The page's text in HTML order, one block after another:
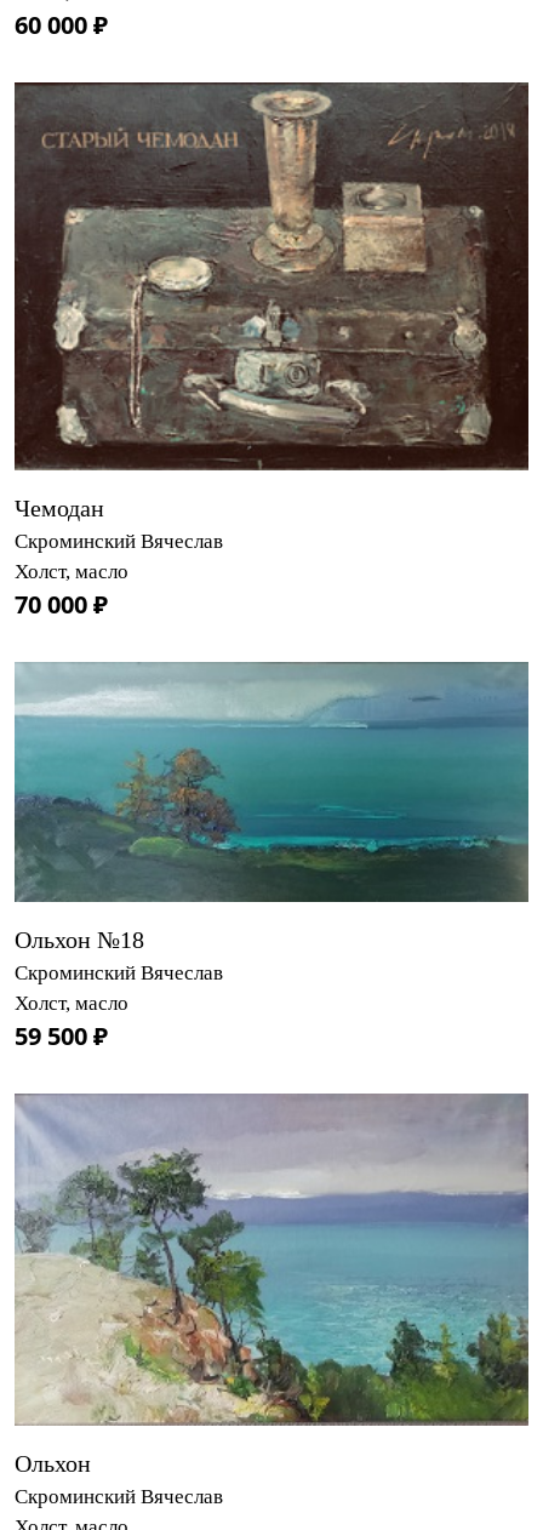
60 000 ₽
Чемодан
Скроминский Вячеслав
Холст, масло
70 000 ₽
Ольхон №18
Скроминский Вячеслав
Холст, масло
59 500 ₽
Ольхон
Скроминский Вячеслав